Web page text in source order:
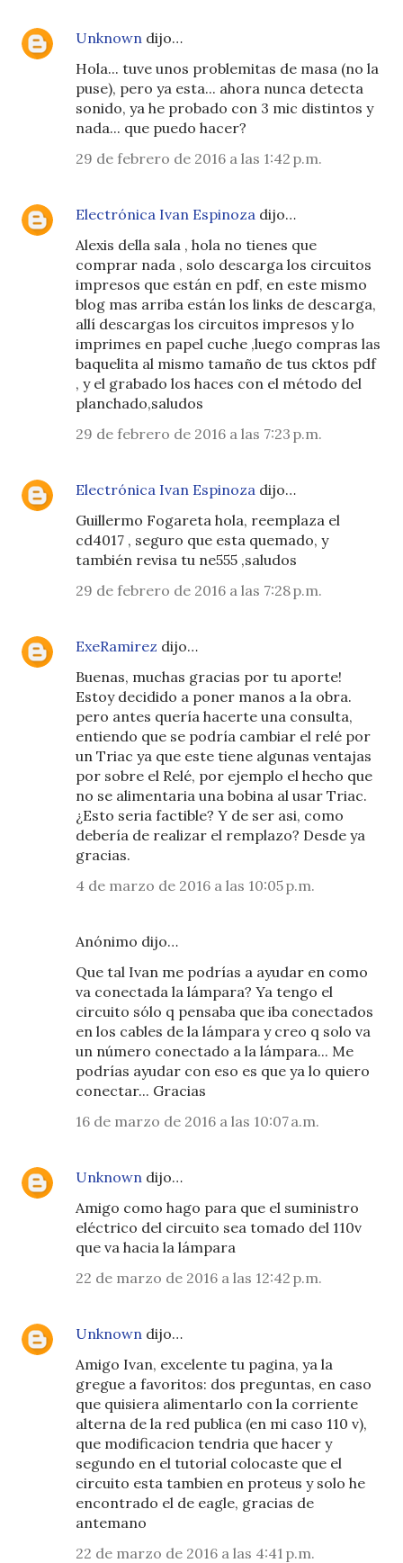
Unknown dijo…
Hola... tuve unos problemitas de masa (no la
puse), pero ya esta... ahora nunca detecta
sonido, ya he probado con 3 mic distintos y
nada... que puedo hacer?
29 de febrero de 2016 a las 1:42 p.m.
Electrónica Ivan Espinoza dijo…
Alexis della sala , hola no tienes que
comprar nada , solo descarga los circuitos
impresos que están en pdf, en este mismo
blog mas arriba están los links de descarga,
allí descargas los circuitos impresos y lo
imprimes en papel cuche ,luego compras las
baquelita al mismo tamaño de tus cktos pdf
, y el grabado los haces con el método del
planchado,saludos
29 de febrero de 2016 a las 7:23 p.m.
Electrónica Ivan Espinoza dijo…
Guillermo Fogareta hola, reemplaza el
cd4017 , seguro que esta quemado, y
también revisa tu ne555 ,saludos
29 de febrero de 2016 a las 7:28 p.m.
ExeRamirez dijo…
Buenas, muchas gracias por tu aporte!
Estoy decidido a poner manos a la obra.
pero antes quería hacerte una consulta,
entiendo que se podría cambiar el relé por
un Triac ya que este tiene algunas ventajas
por sobre el Relé, por ejemplo el hecho que
no se alimentaria una bobina al usar Triac.
¿Esto seria factible? Y de ser asi, como
debería de realizar el remplazo? Desde ya
gracias.
4 de marzo de 2016 a las 10:05 p.m.
Anónimo dijo…
Que tal Ivan me podrías a ayudar en como
va conectada la lámpara? Ya tengo el
circuito sólo q pensaba que iba conectados
en los cables de la lámpara y creo q solo va
un número conectado a la lámpara... Me
podrías ayudar con eso es que ya lo quiero
conectar... Gracias
16 de marzo de 2016 a las 10:07 a.m.
Unknown dijo…
Amigo como hago para que el suministro
eléctrico del circuito sea tomado del 110v
que va hacia la lámpara
22 de marzo de 2016 a las 12:42 p.m.
Unknown dijo…
Amigo Ivan, excelente tu pagina, ya la
gregue a favoritos: dos preguntas, en caso
que quisiera alimentarlo con la corriente
alterna de la red publica (en mi caso 110 v),
que modificacion tendria que hacer y
segundo en el tutorial colocaste que el
circuito esta tambien en proteus y solo he
encontrado el de eagle, gracias de
antemano
22 de marzo de 2016 a las 4:41 p.m.